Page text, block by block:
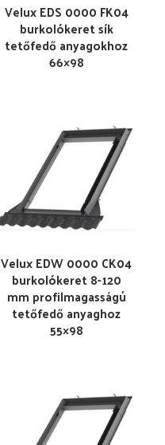
Velux EDS 0000 FK04
burkolókeret sík
tetőfedő anyagokhoz
66×98
Velux EDW 0000 CK04
burkolókeret 8-120
mm profilmagasságú
tetőfedő anyaghoz
55×98